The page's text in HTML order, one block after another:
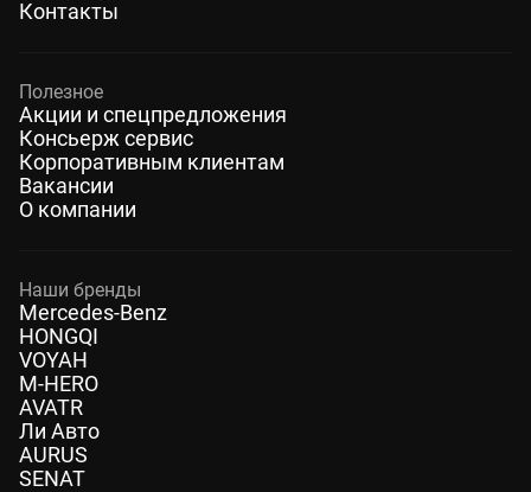
Контакты
Полезное
Акции и спецпредложения
Консьерж сервис
Корпоративным клиентам
Вакансии
О компании
Наши бренды
Mercedes-Benz
HONGQI
VOYAH
M-HERO
AVATR
Ли Авто
AURUS
SENAT